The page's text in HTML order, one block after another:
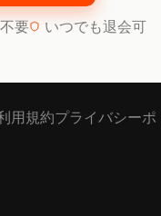
要
いつでも退会可
用規約プライバシーポ